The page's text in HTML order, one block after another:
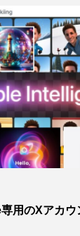
用のXアカウ